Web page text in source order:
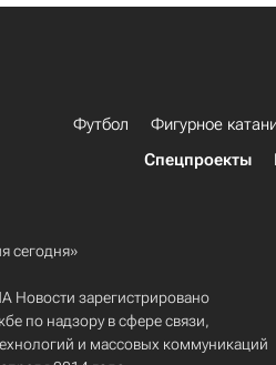
Футбол Фигурное
Спецпроекты
сегодня»
Новости зарегистрировано
по надзору в сфере связи,
и массовых коммуникаций